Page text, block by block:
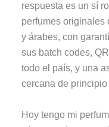
respuesta es un sí
perfumes originales
y árabes, con
sus batch codes,
todo el país, y una
cercana de principio
Hoy tengo mi